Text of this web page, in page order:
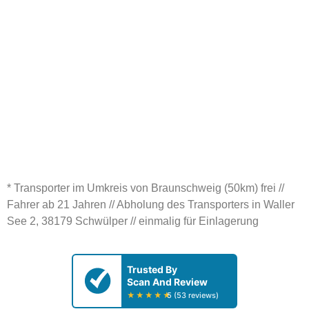
* Transporter im Umkreis von Braunschweig (50km) frei //
Fahrer ab 21 Jahren // Abholung des Transporters in Waller
See 2, 38179 Schwülper // einmalig für Einlagerung